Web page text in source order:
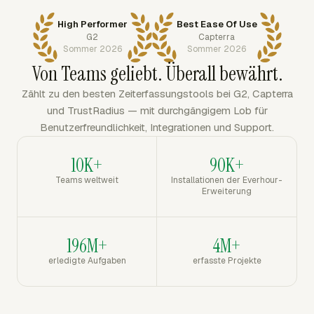
High Performer
G2
Sommer 2026
Best Ease Of Use
Capterra
Sommer 2026
Von Teams geliebt. Überall bewährt.
Zählt zu den besten Zeiterfassungstools bei G2, Capterra
und TrustRadius — mit durchgängigem Lob für
Benutzerfreundlichkeit, Integrationen und Support.
10K+
Teams weltweit
90K+
Installationen der Everhour-
Erweiterung
196M+
erledigte Aufgaben
4M+
erfasste Projekte